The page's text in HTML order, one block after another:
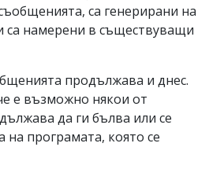
са генерирани на
са намерени в съществуващи
продължава и днес.
е възможно някои от
да ги бълва или се
програмата, която се